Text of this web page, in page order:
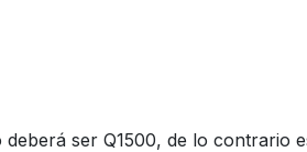
ser Q1500, de lo contrario